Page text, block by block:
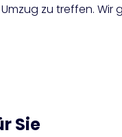
zu treffen.
Sie